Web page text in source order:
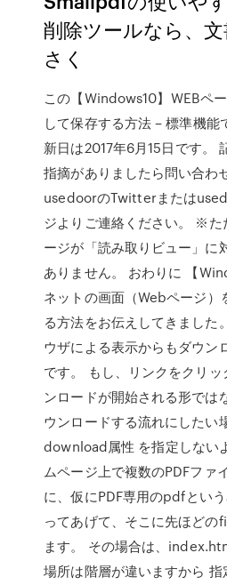
削除ツールなら、
さく
この【Windows10】WEBペ
して保存する方法 – 標準機能
新日は2017年6月15日です。
指摘がありましたら問い合わ
usedoorのTwitterまたは
ジよりご連絡ください。 ※た
ージが「読み取りビュー」に
ありません。 おわりに 【
ネットの画面（Webページ）
る方法をお伝えしてきました
ウザによる表示からもダウン
です。 もし、リンクをクリ
ンロードが開始される形では
ウンロードする流れにしたい
download属性 を指定しない
ムページ上で複数のPDFファ
に、仮にPDF専用のpdfとい
ってあげて、そこに先ほど
ます。 その場合は、
場所は階層が違いますから 指